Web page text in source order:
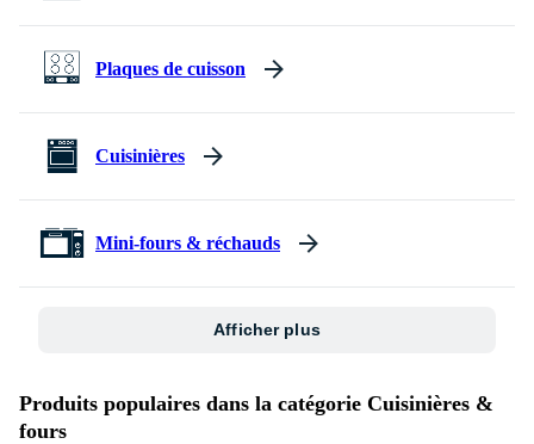
Plaques de cuisson
Cuisinières
Mini-fours & réchauds
Afficher plus
Produits populaires dans la catégorie Cuisinières &
fours